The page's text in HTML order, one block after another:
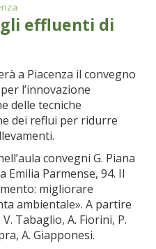
effluenti di
a Piacenza il convegno
l’innovazione
delle tecniche
dei reflui per ridurre
convegni G. Piana
Emilia Parmense, 94. Il
migliorare
ambientale». A partire
Tabaglio, A. Fiorini, P.
A. Giapponesi.